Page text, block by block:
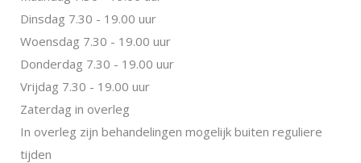
Dinsdag 7.30 - 19.00 uur
Woensdag 7.30 - 19.00 uur
Donderdag 7.30 - 19.00 uur
Vrijdag 7.30 - 19.00 uur
Zaterdag in overleg
In overleg zijn behandelingen mogelijk buiten reguliere
tijden